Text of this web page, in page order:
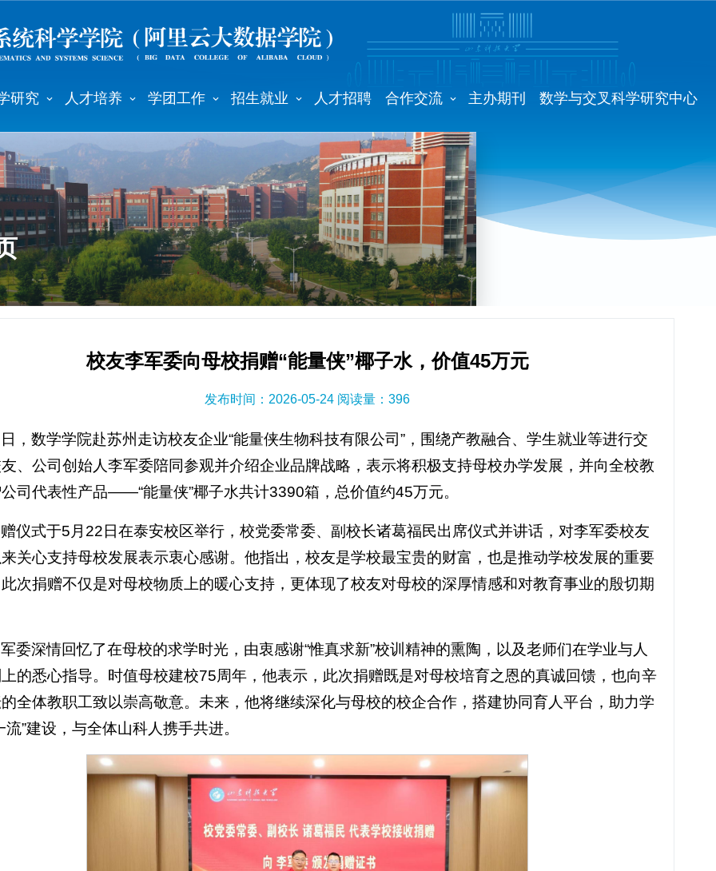
研究 人才培养 学团工作 招生就业 人才招聘 合作交流 主办期刊 数学与交叉科学研究中心
校友李军委向母校捐赠“能量侠”椰子水，价值45万元
发布时间：2026-05-24 阅读量： 396
，数学学院赴苏州走访校友企业“能量侠生物科技有限公司”，围绕产教融合、学生就业等进行交
、公司创始人李军委陪同参观并介绍企业品牌战略，表示将积极支持母校办学发展，并向全校教
司代表性产品——“能量侠”椰子水共计3390箱，总价值约45万元。
仪式于5月22日在泰安校区举行，校党委常委、副校长诸葛福民出席仪式并讲话，对李军委校友
关心支持母校发展表示衷心感谢。他指出，校友是学校最宝贵的财富，也是推动学校发展的重要
次捐赠不仅是对母校物质上的暖心支持，更体现了校友对母校的深厚情感和对教育事业的殷切期
委深情回忆了在母校的求学时光，由衷感谢“惟真求新”校训精神的熏陶，以及老师们在学业与人
的悉心指导。时值母校建校75周年，他表示，此次捐赠既是对母校培育之恩的真诚回馈，也向辛
全体教职工致以崇高敬意。未来，他将继续深化与母校的校企合作，搭建协同育人平台，助力学
流”建设，与全体山科人携手共进。